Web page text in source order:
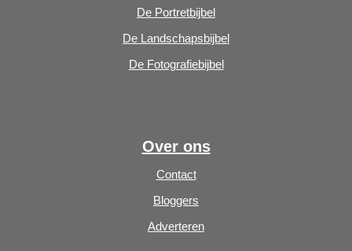
De Portretbijbel
De Landschapsbijbel
De Fotografiebijbel
Over ons
Contact
Bloggers
Adverteren